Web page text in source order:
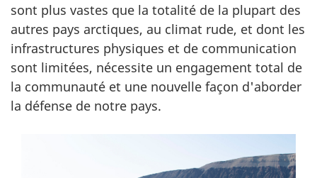
sont plus vastes que la totalité de la plupart des
autres pays arctiques, au climat rude, et dont les
infrastructures physiques et de communication
sont limitées, nécessite un engagement total de
la communauté et une nouvelle façon d'aborder
la défense de notre pays.